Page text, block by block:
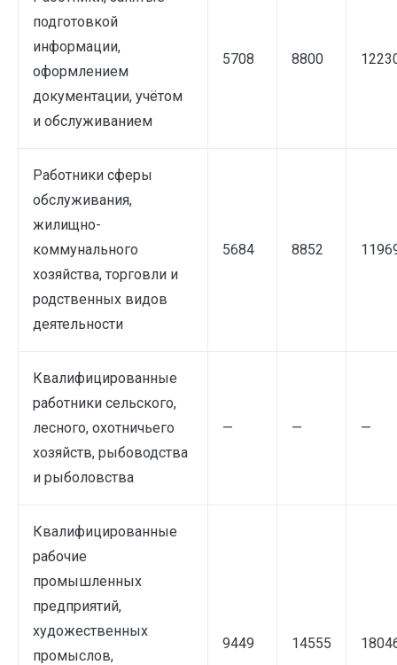
подготовкой
информации,
оформлением
документации, учётом
и обслуживанием
5708 8800
Работники сферы
обслуживания,
жилищно-
коммунального
хозяйства, торговли и
родственных видов
деятельности
5684 8852
Квалифицированные
работники сельского,
лесного, охотничьего
хозяйств, рыбоводства
и рыболовства
— — —
Квалифицированные
рабочие
промышленных
предприятий,
художественных
промыслов,
9449 14555